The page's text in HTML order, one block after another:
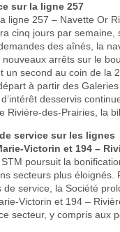
sur la ligne 257
ligne 257 – Navette Or
cinq jours par
des aînés, la
arrêts sur le
un second au coin de la
à partir des
desservis
Rivière-des-Prairies, la
service sur les lignes
Victorin et 194 –
poursuit la
secteurs plus
de service, la Société
Victorin et 194 –
secteur, y compris aux